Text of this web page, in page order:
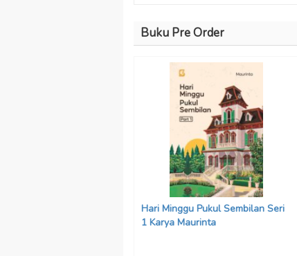
Buku Pre Order
Hari Minggu Pukul Sembilan Seri
1 Karya Maurinta